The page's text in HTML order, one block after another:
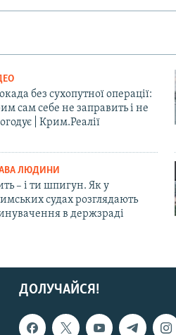
без сухопутної операції:
сам себе не заправить і не
| Крим.Реалії
ЛЮДИНИ
– і ти шпигун. Як у
судах розглядають
в держзраді
ДОЛУЧАЙСЯ!